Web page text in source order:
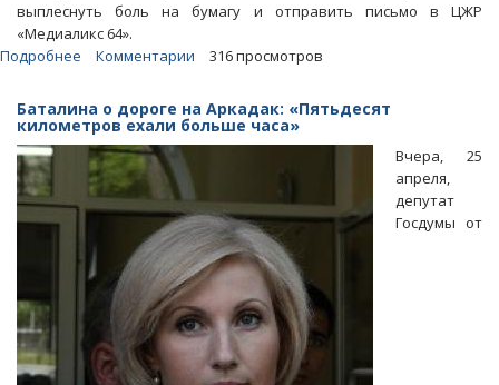
выплеснуть боль на бумагу и отправить письмо в ЦЖР
«Медиаликс 64».
Подробнее
плачу».
Полиция
чиновники
плюют
бездорожье
и
жалобы
граждан
Комментарии 316 просмотров
Баталина о дороге на Аркадак: «Пятьдесят
километров ехали больше часа»
Вчера, 25
апреля,
депутат
Госдумы от